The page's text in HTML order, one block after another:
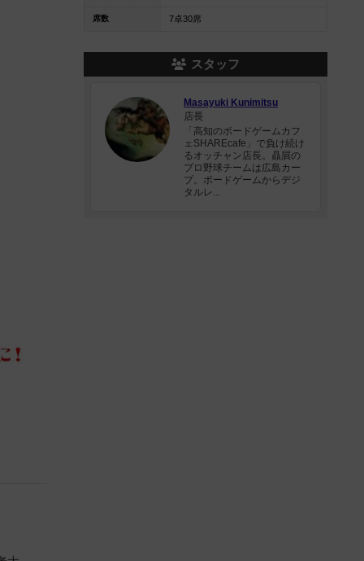
席数 7卓30席
スタッフ
Masayuki Kunimitsu
店長
「高知のボードゲームカフ
ェSHAREcafe」で負け続け
るオッチャン店長。贔屓の
プロ野球チームは広島カー
プ。ボードゲームからデジ
タルレ...